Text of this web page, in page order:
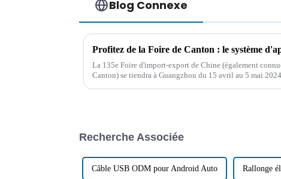
Blog Connexe
La 135e Foire d'import-export de Chine (également
Canton) se tiendra à Guangzhou du 15 avril au 5 mai
Recherche Associée
Câble USB ODM pour Android Auto Rallonge